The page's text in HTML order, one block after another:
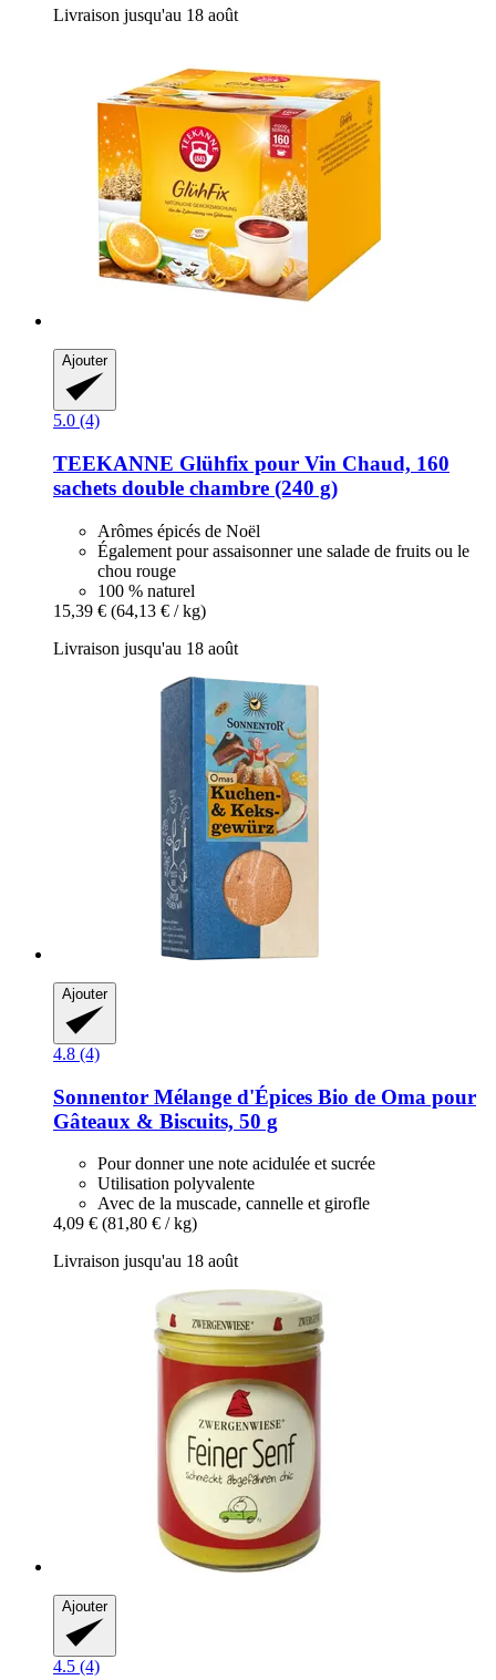
Livraison jusqu'au 18 août
Ajouter
5.0 (4)
TEEKANNE Glühfix pour Vin Chaud, 160
sachets double chambre (240 g)
Arômes épicés de Noël
Également pour assaisonner une salade de fruits ou le
chou rouge
100 % naturel
15,39 € (64,13 € / kg)
Livraison jusqu'au 18 août
Ajouter
4.8 (4)
Sonnentor Mélange d'Épices Bio de Oma pour
Gâteaux & Biscuits, 50 g
Pour donner une note acidulée et sucrée
Utilisation polyvalente
Avec de la muscade, cannelle et girofle
4,09 € (81,80 € / kg)
Livraison jusqu'au 18 août
Ajouter
4.5 (4)